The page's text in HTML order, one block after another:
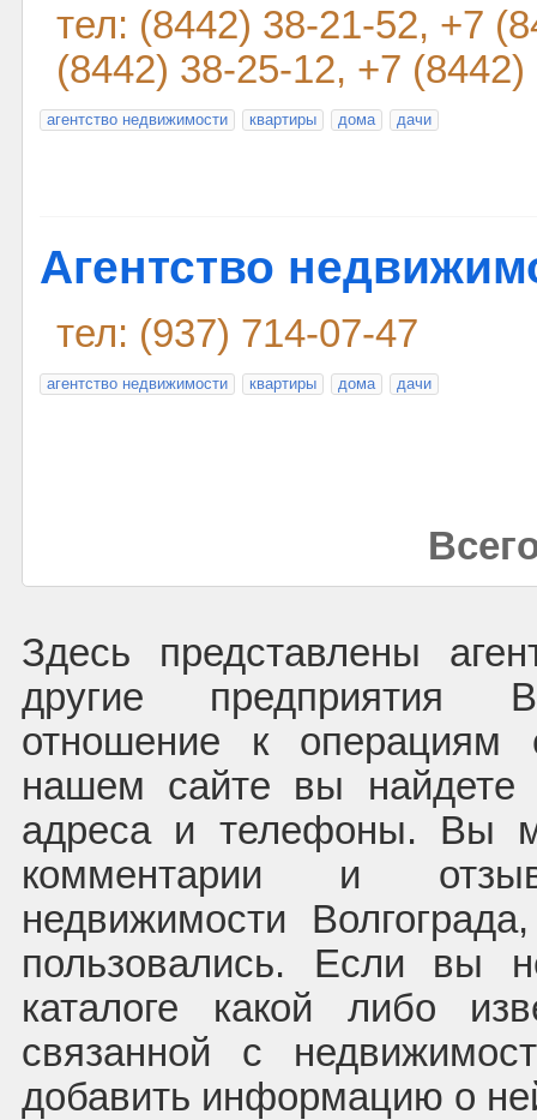
тел: (8442) 38-21-52, +7
(8442) 38-25-12, +7
агентство недвижимости квартиры дома дачи
Агентство
тел: (937) 714-07-47
агентство недвижимости квартиры дома дачи
Здесь представлены
другие предприятия
отношение к
нашем сайте вы найдете
адреса и телефоны. Вы
комментарии и
недвижимости
пользовались. Если вы
каталоге какой либо
связанной с
добавить информацию о